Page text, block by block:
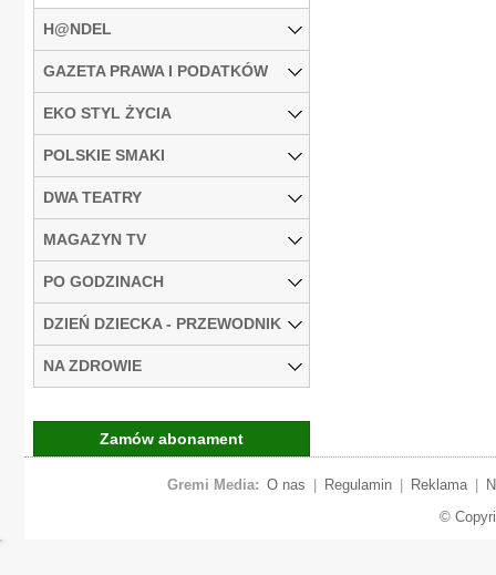
H@NDEL
GAZETA PRAWA I PODATKÓW
EKO STYL ŻYCIA
POLSKIE SMAKI
DWA TEATRY
MAGAZYN TV
PO GODZINACH
DZIEŃ DZIECKA - PRZEWODNIK
NA ZDROWIE
Zamów abonament
Gremi Media: O nas Regulamin Reklama
©